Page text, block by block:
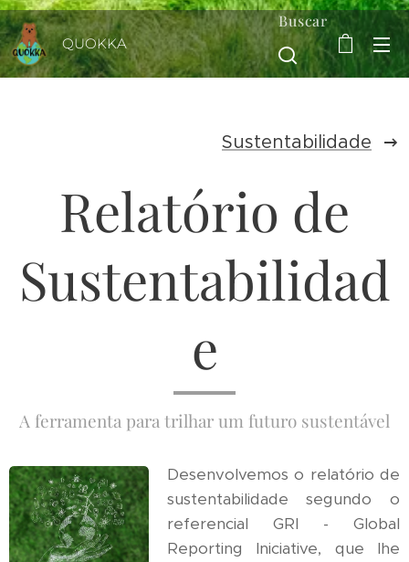
QUOKKA
Buscar
Sustentabilidade
Relatório de
Sustentabilidad
e
A ferramenta para trilhar um futuro sustentável
Desenvolvemos o relatório de
sustentabilidade segundo o
referencial GRI - Global
Reporting Iniciative, que lhe